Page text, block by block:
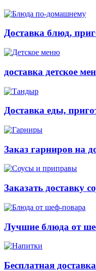
Доставка блюд,
доставка детское
Доставка еды,
Заказ гарниров на
Заказать доставку
Лучшие блюда от
Бесплатная